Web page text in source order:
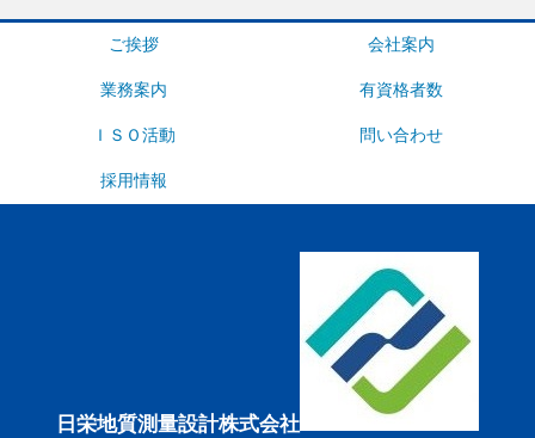
ご挨拶 会社案内
業務案内 有資格者数
ＩＳＯ活動 問い合わせ
採用情報
日栄地質測量設計株式会社